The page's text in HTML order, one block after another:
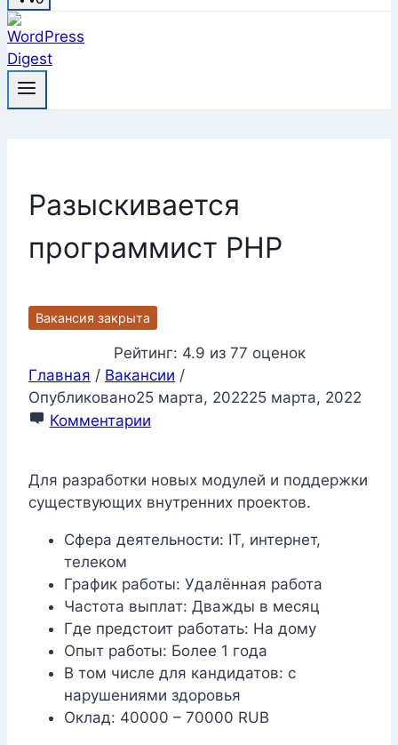
Разыскивается
программист PHP
Вакансия закрыта
Рейтинг: 4.9 из77 оценок
Главная / Вакансии /
Опубликовано25 марта, 202225 марта, 2022
Комментарии
Для разработки новых модулей и поддержки
существующих внутренних проектов.
Сфера деятельности: IT, интернет,
телеком
График работы: Удалённая работа
Частота выплат: Дважды в месяц
Где предстоит работать: На дому
Опыт работы: Более 1 года
В том числе для кандидатов: с
нарушениями здоровья
Оклад: 40000 – 70000 RUB